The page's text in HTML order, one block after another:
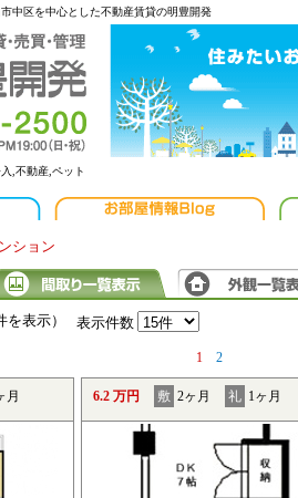
中区を中心とした不動産賃貸の明豊開発
,不動産,ペット
ション
を表示） 表示件数
1 2
月 6.2 万円 敷 2ヶ月 礼 1ヶ月